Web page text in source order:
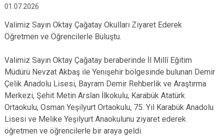
01.07.2026
Valimiz Sayın Oktay Çağatay Okulları Ziyaret Ederek
Öğretmen ve Öğrencilerle Buluştu.
Valimiz Sayın Oktay Çağatay beraberinde İl Millî Eğitim
Müdürü Nevzat Akbaş ile Yenişehir bölgesinde bulunan Demir
Çelik Anadolu Lisesi, Bayram Demir Rehberlik ve Araştırma
Merkezi, Şehit Metin Arslan İlkokulu, Karabük Atatürk
Ortaokulu, Osman Yeşilyurt Ortaokulu, 75. Yıl Karabük Anadolu
Lisesi ve Melike Yeşilyurt Anaokulunu ziyaret ederek
öğretmen ve öğrencilerle bir araya geldi.